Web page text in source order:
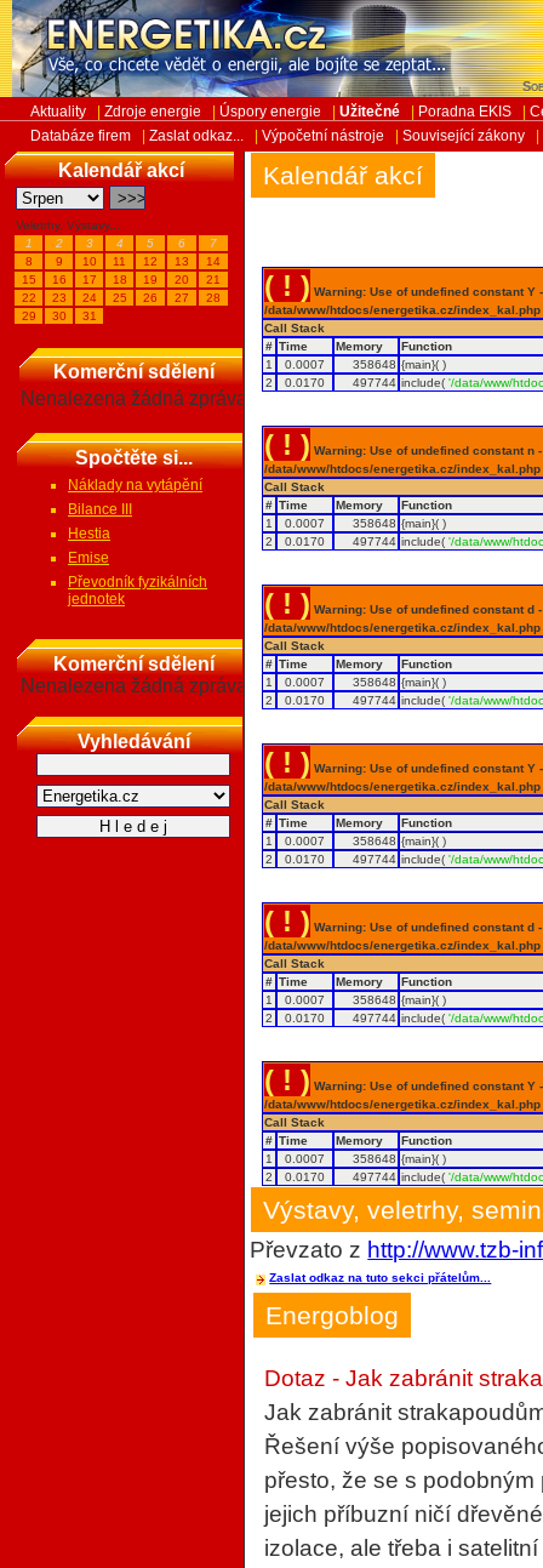
Aktuality Zdroje energie Úspory energie Užitečné Poradna EKIS
Databáze firem
Zaslat odkaz... Výpočetní nástroje Související zákony
Kalendář akcí
Veletrhy, Výstavy...
1
2 3 4 5 6
7
8
9 10 11 12 13
14
15
16 17 18 19 20
21
22
23 24 25 26 27
28
29
30 31
Komerční sdělení
Nenalezena žádná zpráva
Spočtěte si...
Náklady na vytápění
Bilance III
Hestia
Emise
Převodník fyzikálních
jednotek
Komerční sdělení
Nenalezena žádná zpráva
Vyhledávání
Kalendář akcí
( ! ) Warning: Use of undefined constant
/data/www/htdocs/energetika.cz/
Call Stack
# Time Memory
Function
1
0.0007 358648 {main}( )
2
0.0170 497744 include('/data/www/
( ! ) Warning: Use of undefined constant
/data/www/htdocs/energetika.cz/
Call Stack
# Time Memory
Function
1
0.0007 358648 {main}( )
2
0.0170 497744 include('/data/www/
( ! ) Warning: Use of undefined constant
/data/www/htdocs/energetika.cz/
Call Stack
# Time Memory
Function
1
0.0007 358648 {main}( )
2
0.0170 497744 include('/data/www/
( ! ) Warning: Use of undefined constant
/data/www/htdocs/energetika.cz/
Call Stack
# Time Memory
Function
1
0.0007 358648 {main}( )
2
0.0170 497744 include('/data/www/
( ! ) Warning: Use of undefined constant
/data/www/htdocs/energetika.cz/
Call Stack
# Time Memory
Function
1
0.0007 358648 {main}( )
2
0.0170 497744 include('/data/www/
( ! ) Warning: Use of undefined constant
/data/www/htdocs/energetika.cz/
Call Stack
# Time Memory
Function
1
0.0007 358648 {main}( )
2
0.0170 497744 include('/data/www/
Výstavy, veletrhy,
Převzato z http://www.tzb-
Zaslat odkaz na tuto sekci přátelům...
Energoblog
Dotaz - Jak zabránit
Jak zabránit
Řešení výše
přesto, že se s
jejich příbuzní ničí
izolace, ale třeba i